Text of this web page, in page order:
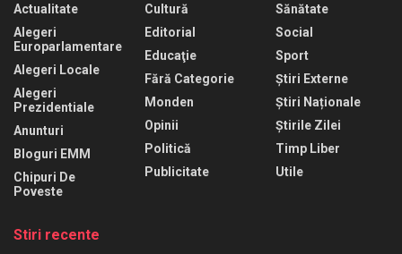
Actualitate
Alegeri
Europarlamentare
Alegeri Locale
Alegeri
Prezidentiale
Anunturi
Bloguri EMM
Chipuri De
Poveste
Cultură
Editorial
Educaţie
Fără Categorie
Monden
Opinii
Politică
Publicitate
Sănătate
Social
Sport
Știri Externe
Știri Naționale
Știrile Zilei
Timp Liber
Utile
Stiri recente